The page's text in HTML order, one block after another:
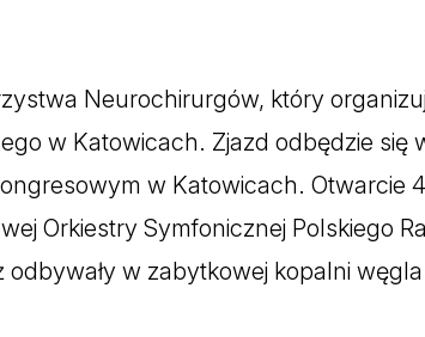
Neurochirurgów, który
w Katowicach. Zjazd odbędzie się
w Katowicach. Otwarcie
Orkiestry Symfonicznej Polskiego
w zabytkowej kopalni węgla